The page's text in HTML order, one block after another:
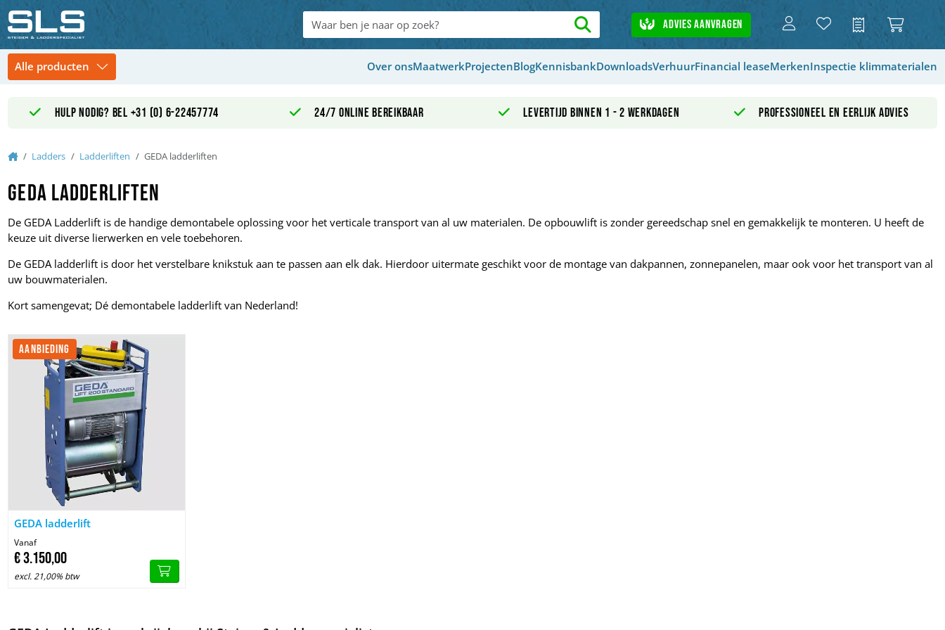
Offerte
Advies aanvragen
Over onsMaatwerkProjectenBlogKennisbankDownloadsVerhuurFinancial leaseMerkenInspectie klimmaterialen
Hulp nodig? Bel +31 (0) 6-22457774 24/7 online bereikbaar Levertijd binnen 1 - 2 werkdagen Professioneel en eerlijk advies
HomeLadders Ladderliften GEDA ladderliften
GEDA ladderliften
De GEDA Ladderlift is de handige demontabele oplossing voor het verticale transport van al uw materialen. De opbouwlift is zonder gereedschap snel en gemakkelijk te monteren. U heeft de
keuze uit diverse lierwerken en vele toebehoren.
De GEDA ladderlift is door het verstelbare knikstuk aan te passen aan elk dak. Hierdoor uitermate geschikt voor de montage van dakpannen, zonnepanelen, maar ook voor het transport van al
uw bouwmaterialen.
Kort samengevat; Dé demontabele ladderlift van Nederland!
AANBIEDING
Image GEDA ladderlift
GEDA ladderlift
Vanaf
€3.150,00
excl. 21,00% btw